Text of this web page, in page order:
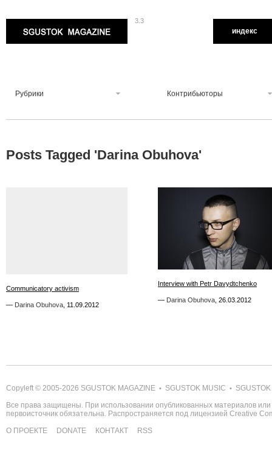
3.3
индекс
Рубрики Контрибьюторы
Posts Tagged 'Darina Obuhova'
Communicatory activism
— Darina Obuhova 11.09.2012
Communicatory activism
— Darina Obuhova 11.09.2012
Interview with Petr Davydtchenko
— Darina Obuhova 26.03.2012
Interview with Petr Davydtchenko
— Darina Obuhova 26.03.2012
Copyleft © 2005-2026 SGUSTOK MAGAZINE • SGUSTOK MUSIC •
Все права защищены. При использовании опубликованных материалов
первоисточник обязательна. Распространяется под лицензией Creative
О ПРОЕКТЕ
DONATE КОНТАКТ RSS